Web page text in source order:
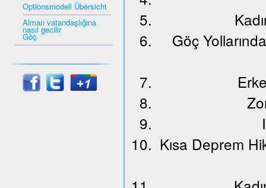
Optionsmodell Übersicht
Alman vatandaşlığına
nasıl gecilir
Göç
Göç
Kısa Deprem